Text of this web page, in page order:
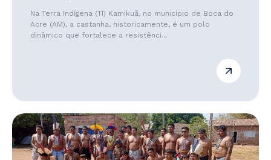
Na Terra Indígena (TI) Kamikuã, no município de Boca do
Acre (AM), a castanha, historicamente, é um polo
dinâmico que fortalece a resistênci...